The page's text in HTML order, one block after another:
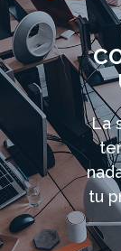
La
tu